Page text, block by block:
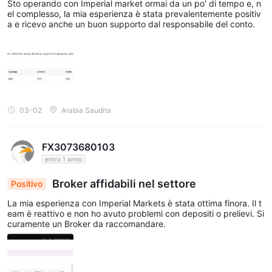
configurazioni commerciali emergenti e completate. offre vari
tipi di analisi, inclusi livelli chiave orizzontali e grandi movimenti,
I trader possono anche rimanere aggiornati con le ultime notizie
borsa, notizie forex e notizie generali, fornendo preziose
possono influire sulle decisioni di trading.
MARKETS fornisce un calendario economico. questo calendario
mostra i prossimi indicatori economici, come le decisioni sui tassi
consentendo agli operatori di rimanere informati sui principali
eventi che muovono il mercato.
inoltre, IMPERIAL MARKETS offre video educativi per migliorare
le conoscenze e le abilità dei trader. questi video trattano vari
del rischio e altro ancora, fornendo preziosi contenuti educativi
Sto operando con Imperial market ormai da un po' di tempo e, n
el complesso, la mia esperienza è stata prevalentemente positiv
a e ricevo anche un buon supporto dal responsabile del conto.
03-02 Arabia Saudita
FX3073680103
entro 1 anno
Positivo Broker affidabili nel settore
La mia esperienza con Imperial Markets è stata ottima finora. Il t
eam è reattivo e non ho avuto problemi con depositi o prelievi. Si
curamente un Broker da raccomandare.